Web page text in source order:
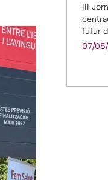
III
futur
07/